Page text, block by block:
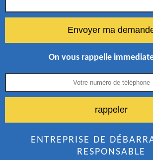
On vous rappelle
ENTREPRISE DE
RESPONSABLE